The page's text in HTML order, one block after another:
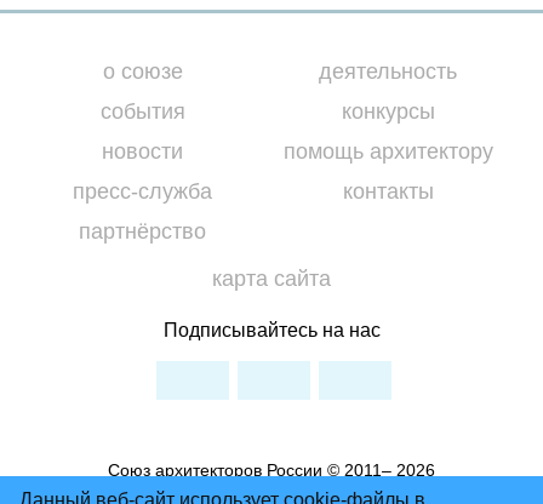
о союзе
события
новости
пресс-служба
партнёрство
деятельность
конкурсы
помощь архитектору
контакты
карта сайта
Подписывайтесь на нас
Союз архитекторов России © 2011– 2026
Условия использования материалов сайта
Данный веб-сайт использует cookie-файлы в